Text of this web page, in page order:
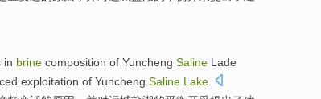
in brine composition of Yuncheng Saline Lade
exploitation of Yuncheng Saline Lake